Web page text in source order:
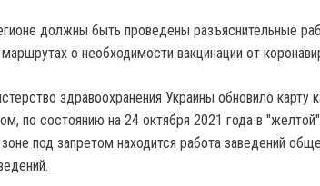
должны быть проведены разъяснительные
о необходимости вакцинации от
здравоохранения Украины обновило карту
по состоянию на 24 октября 2021 года в
под запретом находится работа заведений